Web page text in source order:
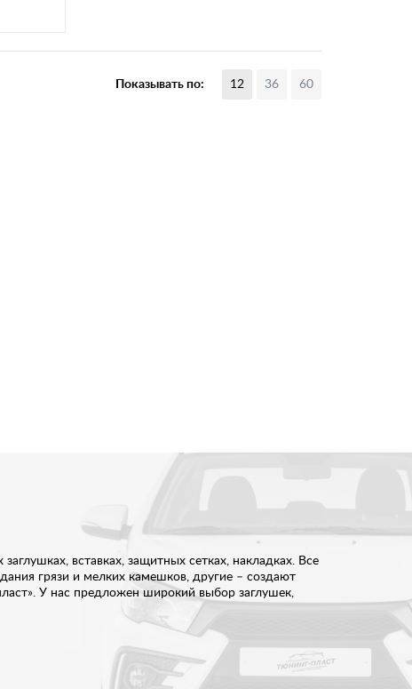
Показывать по: 12 36 60
вставках, защитных сетках, накладках. Все
грязи и мелких камешков, другие – создают
У нас предложен широкий выбор заглушек,